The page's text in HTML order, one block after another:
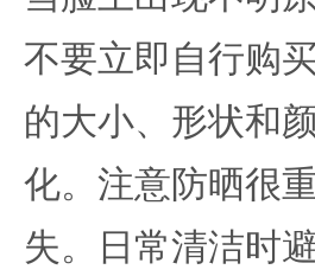
不要立即自行购
的大小、形状和
化。注意防晒很
失。日常清洁时